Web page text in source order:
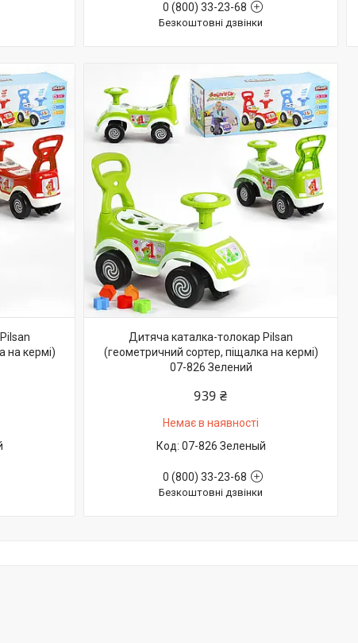
0 (800) 33-23-68
Безкоштовні дзвінки
на кермі)
Дитяча каталка-толокар Pilsan
(геометричний сортер, піщалка на кермі)
07-826 Зелений
939 ₴
Немає в наявності
07-826 Зеленый
0 (800) 33-23-68
Безкоштовні дзвінки